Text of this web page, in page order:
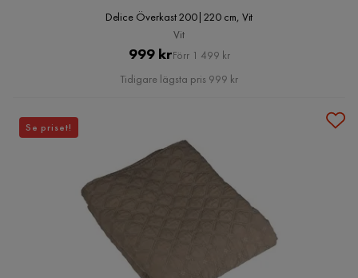
Delice Överkast 200|220 cm, Vit
Vit
Pris
999 kr Original
Pris
Förr 1 499 kr
Tidigare lägsta pris 999 kr
Se priset!